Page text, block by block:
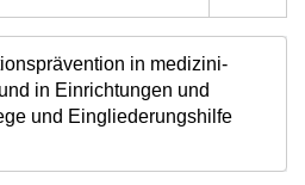
in medi­zini­
in Ein­rich­tungen und
und Ein­gliederungs­hilfe